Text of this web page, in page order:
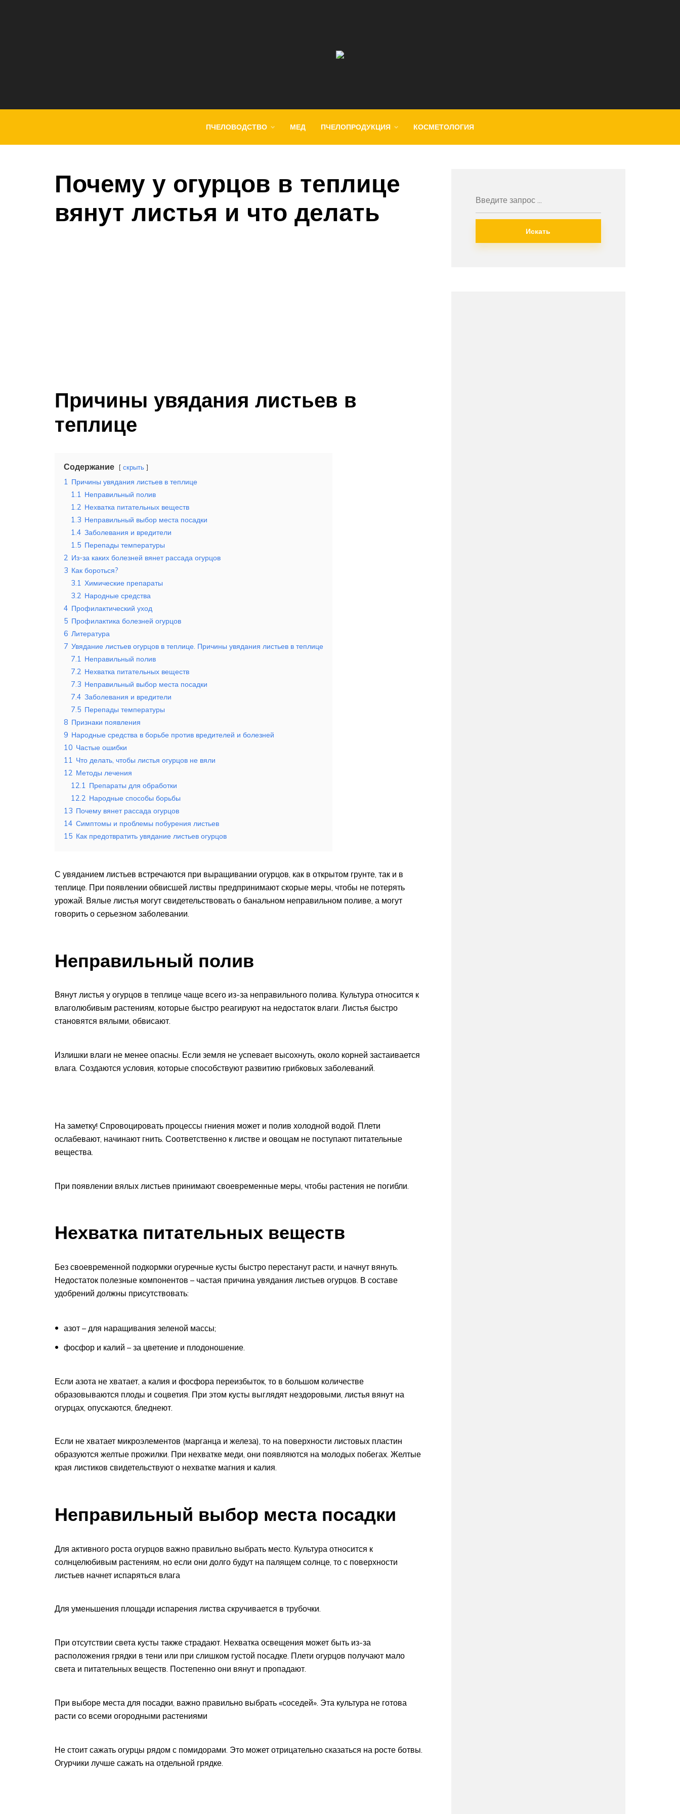
ПЧЕЛОВОДСТВО МЕД ПЧЕЛОПРОДУКЦИЯ КОСМЕТОЛОГИЯ
Почему у огурцов в теплице
вянут листья и что делать
Причины увядания листьев в
теплице
Содержание скрыть
1 Причины увядания листьев в теплице
1.1 Неправильный полив
1.2 Нехватка питательных веществ
1.3 Неправильный выбор места посадки
1.4 Заболевания и вредители
1.5 Перепады температуры
2 Из-за каких болезней вянет рассада огурцов
3 Как бороться?
3.1 Химические препараты
3.2 Народные средства
4 Профилактический уход
5 Профилактика болезней огурцов
6 Литература
7 Увядание листьев огурцов в теплице. Причины увядания листьев в теплице
7.1 Неправильный полив
7.2 Нехватка питательных веществ
7.3 Неправильный выбор места посадки
7.4 Заболевания и вредители
7.5 Перепады температуры
8 Признаки появления
9 Народные средства в борьбе против вредителей и болезней
10 Частые ошибки
11 Что делать, чтобы листья огурцов не вяли
12 Методы лечения
12.1 Препараты для обработки
12.2 Народные способы борьбы
13 Почему вянет рассада огурцов
14 Симптомы и проблемы побурения листьев
15 Как предотвратить увядание листьев огурцов
С увяданием листьев встречаются при выращивании огурцов, как в открытом грунте, так и в
теплице. При появлении обвисшей листвы предпринимают скорые меры, чтобы не потерять
урожай. Вялые листья могут свидетельствовать о банальном неправильном поливе, а могут
говорить о серьезном заболевании.
Неправильный полив
Вянут листья у огурцов в теплице чаще всего из-за неправильного полива. Культура относится к
влаголюбивым растениям, которые быстро реагируют на недостаток влаги. Листья быстро
становятся вялыми, обвисают.
Излишки влаги не менее опасны. Если земля не успевает высохнуть, около корней застаивается
влага. Создаются условия, которые способствуют развитию грибковых заболеваний.
На заметку! Спровоцировать процессы гниения может и полив холодной водой. Плети
ослабевают, начинают гнить. Соответственно к листве и овощам не поступают питательные
вещества.
При появлении вялых листьев принимают своевременные меры, чтобы растения не погибли.
Нехватка питательных веществ
Без своевременной подкормки огуречные кусты быстро перестанут расти, и начнут вянуть.
Недостаток полезные компонентов – частая причина увядания листьев огурцов. В составе
удобрений должны присутствовать:
азот – для наращивания зеленой массы;
фосфор и калий – за цветение и плодоношение.
Если азота не хватает, а калия и фосфора переизбыток, то в большом количестве
образовываются плоды и соцветия. При этом кусты выглядят нездоровыми, листья вянут на
огурцах, опускаются, бледнеют.
Если не хватает микроэлементов (марганца и железа), то на поверхности листовых пластин
образуются желтые прожилки. При нехватке меди, они появляются на молодых побегах. Желтые
края листиков свидетельствуют о нехватке магния и калия.
Неправильный выбор места посадки
Для активного роста огурцов важно правильно выбрать место. Культура относится к
солнцелюбивым растениям, но если они долго будут на палящем солнце, то с поверхности
листьев начнет испаряться влага
Для уменьшения площади испарения листва скручивается в трубочки.
При отсутствии света кусты также страдают. Нехватка освещения может быть из-за
расположения грядки в тени или при слишком густой посадке. Плети огурцов получают мало
света и питательных веществ. Постепенно они вянут и пропадают.
При выборе места для посадки, важно правильно выбрать «соседей». Эта культура не готова
расти со всеми огородными растениями
Не стоит сажать огурцы рядом с помидорами. Это может отрицательно сказаться на росте ботвы.
Огурчики лучше сажать на отдельной грядке.
Искать